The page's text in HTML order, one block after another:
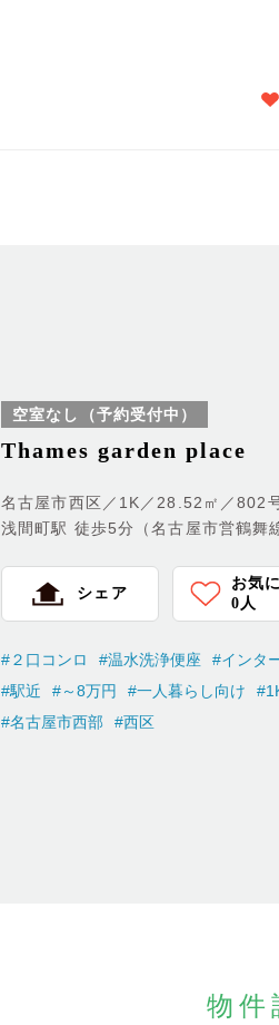
空室なし（予約受付中）
Thames garden place
名古屋市西区／1K／28.52㎡／802
浅間町駅 徒歩5分（名古屋市営鶴舞
シェア
お気
0 人
#２口コンロ #温水洗浄便座 #インタ
#駅近
#～8万円 #一人暮らし向け
#名古屋市西部
#西区
物件